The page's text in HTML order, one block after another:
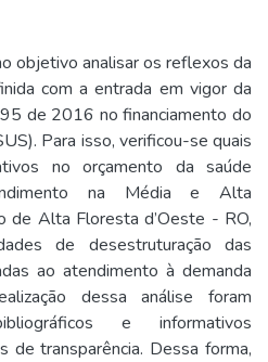
objetivo analisar os reflexos da
com a entrada em vigor da
de 2016 no financiamento do
Para isso, verificou-se quais
no orçamento da saúde
na Média e Alta
de Alta Floresta d’Oeste - RO,
de desestruturação das
ao atendimento à demanda
dessa análise foram
e informativos
de transparência. Dessa forma,